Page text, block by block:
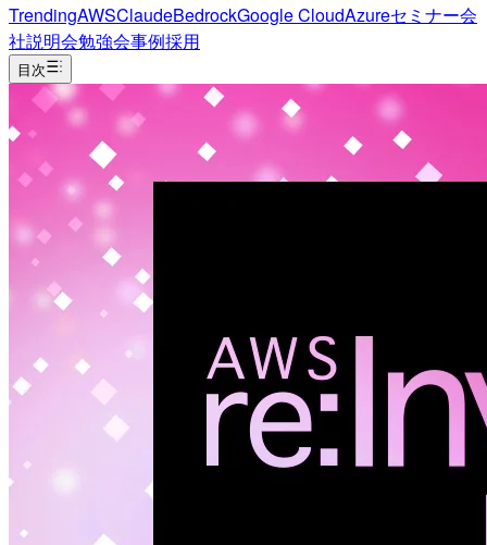
TrendingAWSClaudeBedrockGoogle CloudAzureセミナー会
社説明会勉強会事例採用
目次